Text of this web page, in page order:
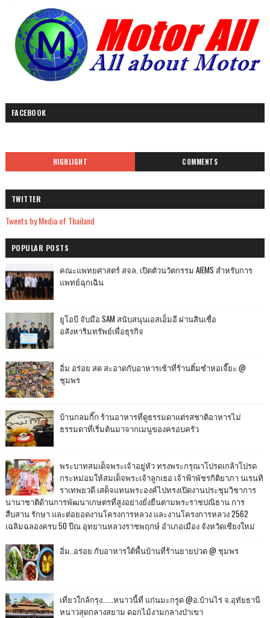
FACEBOOK
HIGHLIGHT COMMENTS
TWITTER
Tweets by Media of Thailand
POPULAR POSTS
คณะแพทยศาสตร์ สจล. เปิดตัวนวัตกรรม AIEMS สำหรับการ
แพทย์ฉุกเฉิน
ยูโอบี จับมือ SAM สนับสนุนเอสเอ็มอี ผ่านสินเชื่อ
อสังหาริมทรัพย์เพื่อธุรกิจ
อิ่ม อร่อย สด สะอาดกับอาหารเช้าที่ร้านติ๋มซำหอเจี๊ยะ @
ชุมพร
บ้านกลมกิ๊ก ร้านอาหารที่ดูธรรมดาแต่รสชาติอาหารไม่
ธรรมดาที่เริ่มต้นมาจากเมนูของครอบครัว
พระบาทสมเด็จพระเจ้าอยู่หัว ทรงพระกรุณาโปรดเกล้าโปรด
กระหม่อมให้สมเด็จพระเจ้าลูกเธอ เจ้าฟ้าพัชรกิติยาภา นเรนทิ
ราเทพยวดี เสด็จแทนพระองค์ไปทรงเปิดงานประชุมวิชาการ
นานาชาติด้านการพัฒนาเกษตรที่สูงอย่างยั่งยืนตามพระราชปณิธาน การ
สืบสาน รักษา และต่อยอดงานโครงการหลวง และงานโครงการหลวง 2562
เฉลิมฉลองครบ 50 ปีณ อุทยานหลวงราชพฤกษ์ อำเภอเมือง จังหวัดเชียงใหม่
อิ่ม..อร่อย กับอาหารใต้พื้นบ้านที่ร้านยายปวด @ ชุมพร
เที่ยวใกล้กรุง......หนาวนี้ที่ แก่นมะกรูด @อ.บ้านไร่ จ.อุทัยธานี
หนาวสุดกลางสยาม ดอกไม้งามกลางป่าเขา